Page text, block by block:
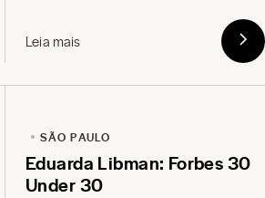
Leia mais
SÃO PAULO
Eduarda Libman: Forbes 30
Under 30